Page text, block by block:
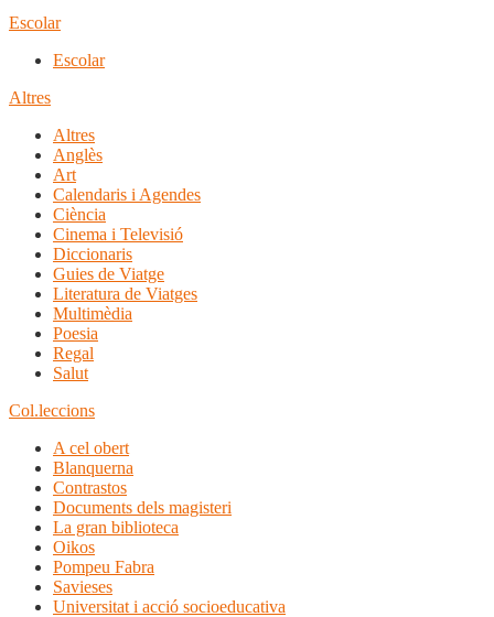
Escolar
Escolar
Altres
Altres
Anglès
Art
Calendaris i Agendes
Ciència
Cinema i Televisió
Diccionaris
Guies de Viatge
Literatura de Viatges
Multimèdia
Poesia
Regal
Salut
Col.leccions
A cel obert
Blanquerna
Contrastos
Documents dels magisteri
La gran biblioteca
Oikos
Pompeu Fabra
Savieses
Universitat i acció socioeducativa